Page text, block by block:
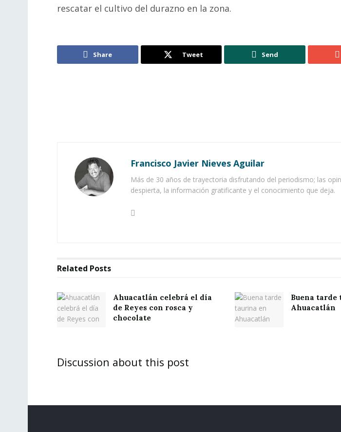
rescatar el cultivo del durazno en la zona.
Share Tweet Send
Francisco Javier Nieves Aguilar
Más de 30 años de trayectoria disfrutando del periodismo; las
despierta, la información gratificante y el conocimiento que deja.
Related Posts
Ahuacatlán celebrá el día
de Reyes con rosca y
chocolate
Buena tarde
Ahuacatlán
Discussion about this post